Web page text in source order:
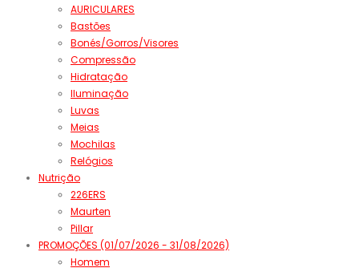
AURICULARES
Bastões
Bonés/Gorros/Visores
Compressão
Hidratação
Iluminação
Luvas
Meias
Mochilas
Relógios
Nutrição
226ERS
Maurten
Pillar
PROMOÇÕES (01/07/2026 - 31/08/2026)
Homem